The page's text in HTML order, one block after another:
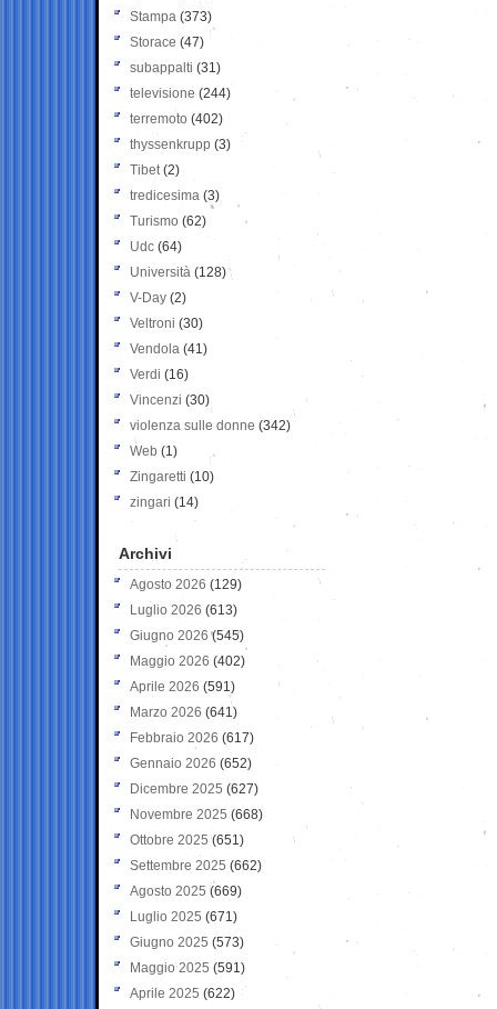
Stampa (373)
Storace (47)
subappalti (31)
televisione(244)
terremoto (402)
thyssenkrupp (3)
Tibet(2)
tredicesima (3)
Turismo (62)
Udc (64)
Università (128)
V-Day (2)
Veltroni (30)
Vendola (41)
Verdi (16)
Vincenzi (30)
violenza sulle donne (342)
Web (1)
Zingaretti (10)
zingari (14)
Archivi
Agosto 2026 (129)
Luglio 2026 (613)
Giugno 2026 (545)
Maggio 2026 (402)
Aprile 2026 (591)
Marzo 2026 (641)
Febbraio 2026 (617)
Gennaio 2026 (652)
Dicembre 2025 (627)
Novembre 2025 (668)
Ottobre 2025 (651)
Settembre 2025 (662)
Agosto 2025 (669)
Luglio 2025 (671)
Giugno 2025 (573)
Maggio 2025 (591)
Aprile 2025 (622)